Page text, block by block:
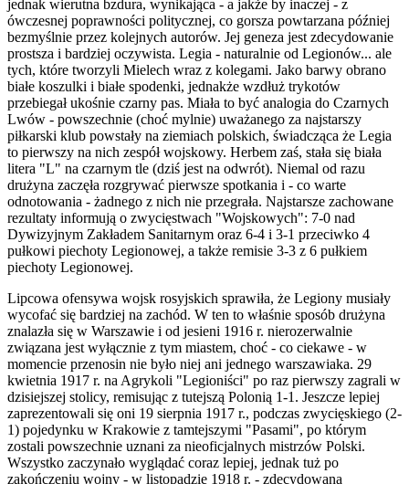
jednak wierutna bzdura, wynikająca - a jakże by inaczej - z
ówczesnej poprawności politycznej, co gorsza powtarzana później
bezmyślnie przez kolejnych autorów. Jej geneza jest zdecydowanie
prostsza i bardziej oczywista. Legia - naturalnie od Legionów... ale
tych, które tworzyli Mielech wraz z kolegami. Jako barwy obrano
białe koszulki i białe spodenki, jednakże wzdłuż trykotów
przebiegał ukośnie czarny pas. Miała to być analogia do Czarnych
Lwów - powszechnie (choć mylnie) uważanego za najstarszy
piłkarski klub powstały na ziemiach polskich, świadcząca że Legia
to pierwszy na nich zespół wojskowy. Herbem zaś, stała się biała
litera "L" na czarnym tle (dziś jest na odwrót). Niemal od razu
drużyna zaczęła rozgrywać pierwsze spotkania i - co warte
odnotowania - żadnego z nich nie przegrała. Najstarsze zachowane
rezultaty informują o zwycięstwach "Wojskowych": 7-0 nad
Dywizyjnym Zakładem Sanitarnym oraz 6-4 i 3-1 przeciwko 4
pułkowi piechoty Legionowej, a także remisie 3-3 z 6 pułkiem
piechoty Legionowej.
Lipcowa ofensywa wojsk rosyjskich sprawiła, że Legiony musiały
wycofać się bardziej na zachód. W ten to właśnie sposób drużyna
znalazła się w Warszawie i od jesieni 1916 r. nierozerwalnie
związana jest wyłącznie z tym miastem, choć - co ciekawe - w
momencie przenosin nie było niej ani jednego warszawiaka. 29
kwietnia 1917 r. na Agrykoli "Legioniści" po raz pierwszy zagrali w
dzisiejszej stolicy, remisując z tutejszą Polonią 1-1. Jeszcze lepiej
zaprezentowali się oni 19 sierpnia 1917 r., podczas zwycięskiego (2-
1) pojedynku w Krakowie z tamtejszymi "Pasami", po którym
zostali powszechnie uznani za nieoficjalnych mistrzów Polski.
Wszystko zaczynało wyglądać coraz lepiej, jednak tuż po
zakończeniu wojny - w listopadzie 1918 r. - zdecydowana